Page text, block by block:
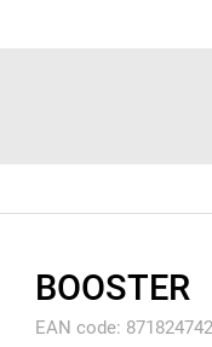
BOOSTER
EAN code: